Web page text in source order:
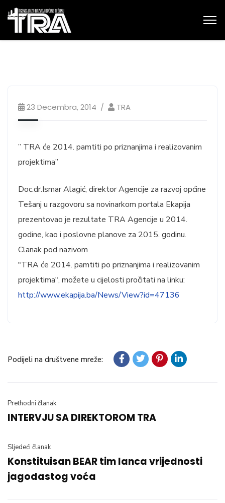
23 Decembra, 2014 TRA
” TRA će 2014. pamtiti po priznanjima i realizovanim
projektima”
Doc.dr.Ismar Alagić, direktor Agencije za razvoj općine
Tešanj u razgovoru sa novinarkom portala Ekapija
prezentovao je rezultate TRA Agencije u 2014.
godine, kao i poslovne planove za 2015. godinu.
Clanak pod nazivom
"TRA će 2014. pamtiti po priznanjima i realizovanim
projektima", možete u cijelosti pročitati na linku:
http://www.ekapija.ba/News/View?id=47136
Podijeli na društvene mreže:
Prethodni članak
INTERVJU SA DIREKTOROM TRA
Sljedeći članak
Konstituisan BEAR tim lanca vrijednosti
jagodastog voća